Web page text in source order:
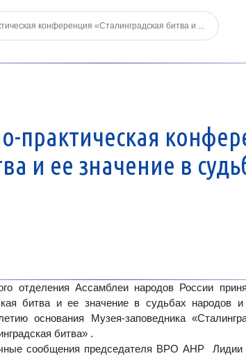
конференция «Сталинградская битва и ...
практическая
и ее значение в
отделения Ассамблеи народов России
битва и ее значение в судьбах народов
основания Музея-заповедника
битва» .
сообщения председателя ВРО АНР Лидии